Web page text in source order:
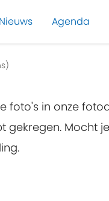
Nieuws Agenda
foto's in onze
gekregen. Mocht